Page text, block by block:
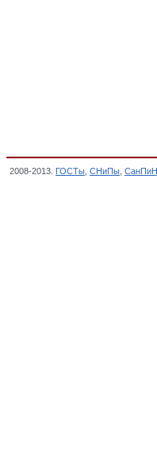
2008-2013. ГОСТы СНиПы